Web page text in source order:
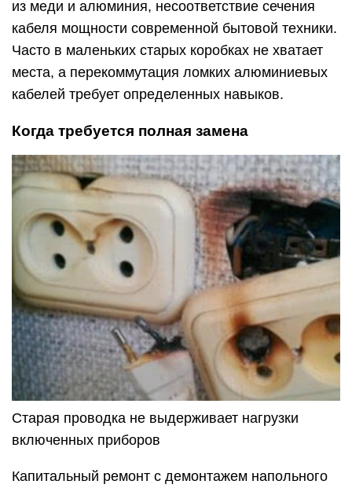
из меди и алюминия, несоответствие сечения
кабеля мощности современной бытовой техники.
Часто в маленьких старых коробках не хватает
места, а перекоммутация ломких алюминиевых
кабелей требует определенных навыков.
Когда требуется полная замена
Старая проводка не выдерживает нагрузки
включенных приборов
Капитальный ремонт с демонтажем напольного